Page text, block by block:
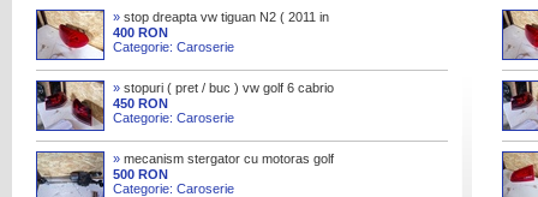
» stop dreapta vw tiguan N2 ( 2011 in
sus ) in stare ca noua cu cod
5N0945312D
400 RON
Categorie: Caroserie
» stopuri ( pret / buc ) vw golf 6 cabrio
in stari ca noi 2009-2014
450 RON
Categorie: Caroserie
» mecanism stergator cu motoras golf
7 cu cod 5G1955023C
500 RON
Categorie: Caroserie